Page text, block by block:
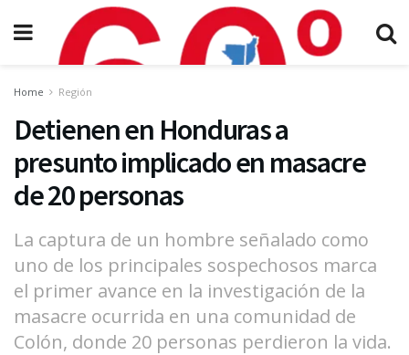
Home Región
Detienen en Honduras a
presunto implicado en masacre
de 20 personas
La captura de un hombre señalado como
uno de los principales sospechosos marca
el primer avance en la investigación de la
masacre ocurrida en una comunidad de
Colón, donde 20 personas perdieron la vida.